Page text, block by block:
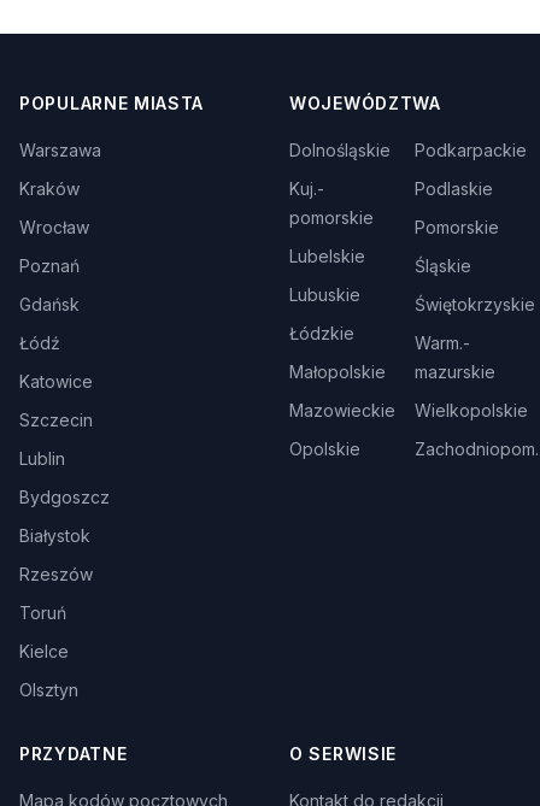
POPULARNE MIASTA
Warszawa
Kraków
Wrocław
Poznań
Gdańsk
Łódź
Katowice
Szczecin
Lublin
Bydgoszcz
Białystok
Rzeszów
Toruń
Kielce
Olsztyn
WOJEWÓDZTWA
Dolnośląskie
Kuj.-
pomorskie
Lubelskie
Lubuskie
Łódzkie
Małopolskie
Mazowieckie
Opolskie
Podkarpackie
Podlaskie
Pomorskie
Śląskie
Świętokrzyskie
Warm.-
mazurskie
Wielkopolskie
Zachodniopom.
PRZYDATNE
Mapa kodów pocztowych
O SERWISIE
Kontakt do redakcji